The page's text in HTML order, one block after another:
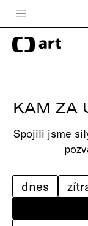
Česká televize
Zpravodajství
iVysílání
TV program
edu
KAM ZA
Spojili jsme
dnes